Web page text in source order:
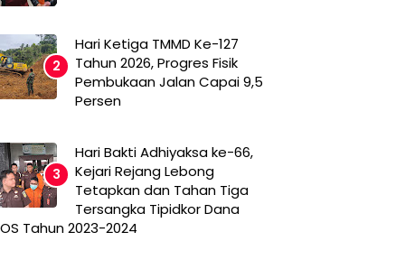
Hari Ketiga TMMD Ke-127
Tahun 2026, Progres Fisik
Pembukaan Jalan Capai 9,5
Persen
Hari Bakti Adhiyaksa ke-66,
Kejari Rejang Lebong
Tetapkan dan Tahan Tiga
Tersangka Tipidkor Dana
Tahun 2023-2024